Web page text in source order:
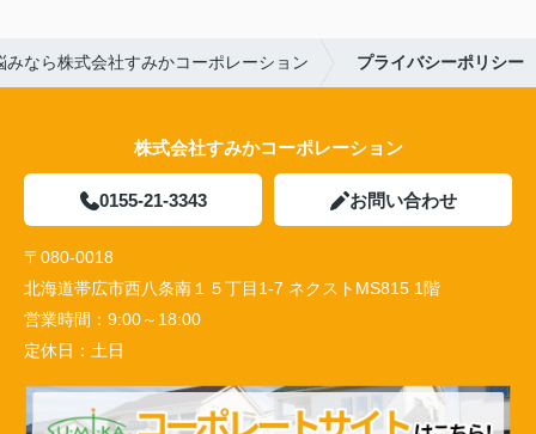
なら株式会社すみかコーポレーション プライバシーポリシー
株式会社すみかコーポレーション
0155-21-3343 お問い合わせ
〒080-0018
北海道帯広市西八条南１５丁目1-7 ネクストMS815 1階
営業時間： 9:00～18:00
定休日： 土日